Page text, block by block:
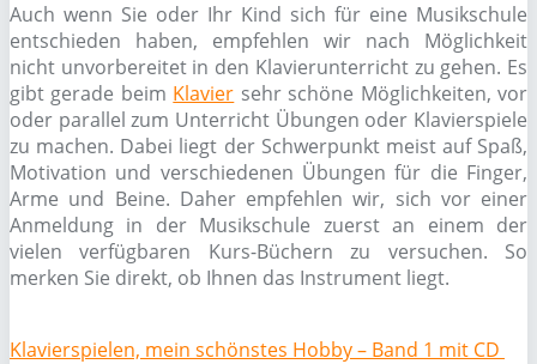
Auch wenn Sie oder Ihr Kind sich für eine Musikschule
entschieden haben, empfehlen wir nach Möglichkeit
nicht unvorbereitet in den Klavierunterricht zu gehen. Es
gibt gerade beim Klavier sehr schöne Möglichkeiten, vor
oder parallel zum Unterricht Übungen oder Klavierspiele
zu machen. Dabei liegt der Schwerpunkt meist auf Spaß,
Motivation und verschiedenen Übungen für die Finger,
Arme und Beine. Daher empfehlen wir, sich vor einer
Anmeldung in der Musikschule zuerst an einem der
vielen verfügbaren Kurs-Büchern zu versuchen. So
merken Sie direkt, ob Ihnen das Instrument liegt.
Klavierspielen, mein schönstes Hobby – Band 1 mit CD